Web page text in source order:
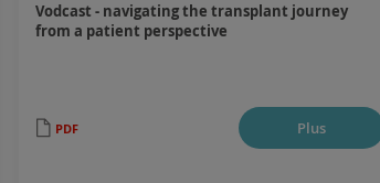
Vodcast - navigating the transplant journey
from a patient perspective
PDF Plus